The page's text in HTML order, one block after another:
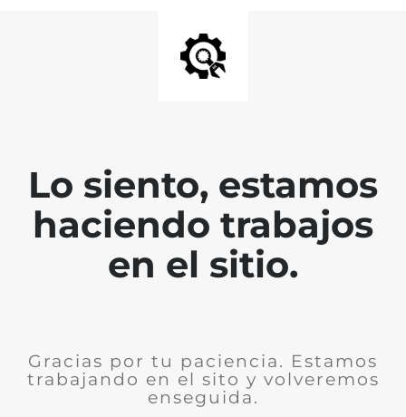
Lo siento, estamos
haciendo trabajos
en el sitio.
Gracias por tu paciencia. Estamos
trabajando en el sito y volveremos
enseguida.